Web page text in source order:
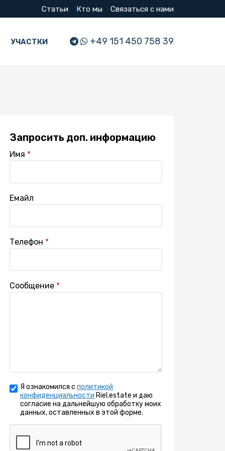
Статьи Кто мы Связаться с нами
УЧАСТКИ +49 151 450 758 39
Запросить доп. информацию
Имя
Емайл
Телефон
Сообщение
Я ознакомился сполитикой
конфиденциальности Riel.estate и даю
согласие на дальнейшую обработку моих
данных, оставленных в этой форме.